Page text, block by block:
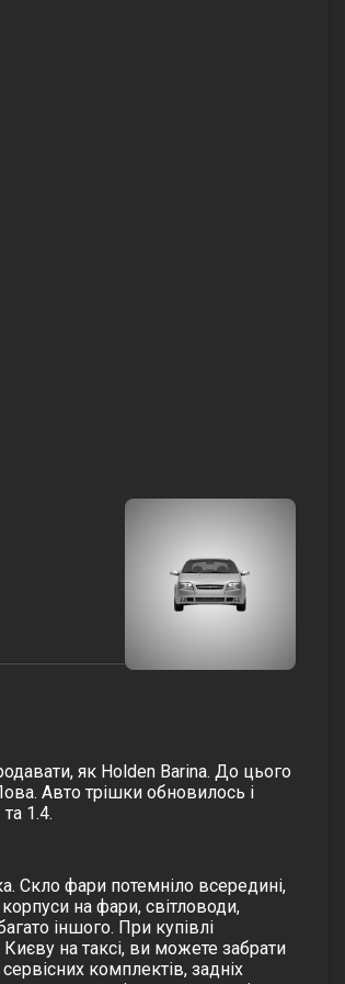
як Holden Barina. До цього
Авто трішки обновилось і
1.4.
Скло фари потемніло всередині,
на фари, світловоди,
іншого. При купівлі
на таксі, ви можете забрати
комплектів, задніх